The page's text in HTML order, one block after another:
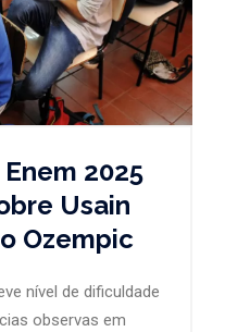
2025
Usain
Ozempic
nível de dificuldade
observas em